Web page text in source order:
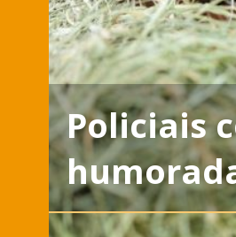
Policiais